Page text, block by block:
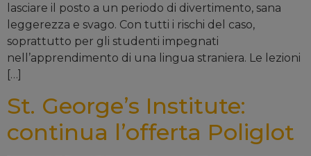
lasciare il posto a un periodo di divertimento, sana
leggerezza e svago. Con tutti i rischi del caso,
soprattutto per gli studenti impegnati
nell’apprendimento di una lingua straniera. Le lezioni
[…]
St. George’s Institute:
continua l’offerta Poliglot